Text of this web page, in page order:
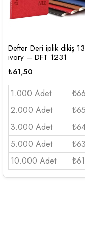
Defter Deri iplik dikiş
ivory – DFT 1231
₺61,50
1.000 Adet
2.000 Adet
3.000 Adet
5.000 Adet
10.000 Adet